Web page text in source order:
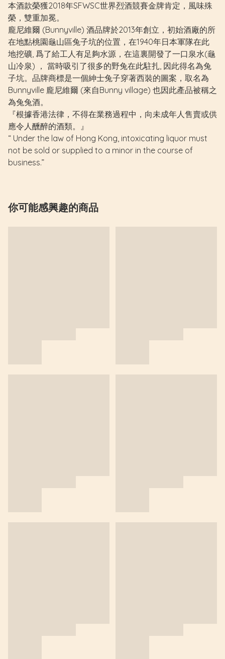
本酒款榮獲2018年SFWSC世界烈酒競賽金牌肯定，風味殊
榮，雙重加冕。
龐尼維爾 (Bunnyville) 酒品牌於2013年創立，初始酒廠的所
在地點桃園龜山區兔子坑的位置，在1940年日本軍隊在此
地挖礦, 爲了給工人有足夠水源，在這裏開發了一口泉水(龜
山冷泉) ， 當時吸引了很多的野兔在此駐扎, 因此得名為兔
子坑。品牌商標是一個紳士兔子穿著西裝的圖案，取名為
Bunnyville 龐尼維爾 (來自Bunny village) 也因此產品被稱之
為兔兔酒。
『根據香港法律，不得在業務過程中，向未成年人售賣或供
應令人醺醉的酒類。』
“ Under the law of Hong Kong, intoxicating liquor must
not be sold or supplied to a minor in the course of
business.”
你可能感興趣的商品